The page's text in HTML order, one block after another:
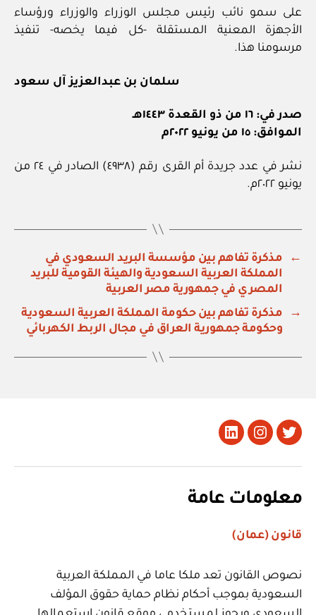
على سمو نائب رئيس مجلس الوزراء والوزراء ورؤساء
الأجهزة المعنية المستقلة -كل فيما يخصه- تنفيذ
مرسومنا هذا.
سلمان بن عبدالعزيز آل سعود
صدر في: ١٦ من ذو القعدة ١٤٤٣هـ
الموافق: ١٥ من يونيو ٢٠٢٢م
نشر في عدد جريدة أم القرى رقم (٤٩٣٨) الصادر في ٢٤ من
يونيو ٢٠٢٢م.
←
مذكرة تفاهم بين مؤسسة البريد السعودي في
المملكة العربية السعودية والهيئة القومية للبريد
المصري في جمهورية مصر العربية
→
مذكرة تفاهم بين حكومة المملكة العربية السعودية
وحكومة جمهورية العراق في مجال الربط الكهربائي
تويتر Instagram
LinkedIn
معلومات عامة
قانون (عمان)
نصوص القانون تعد ملكا عاما في المملكة العربية
السعودية بموجب أحكام نظام حماية حقوق المؤلف